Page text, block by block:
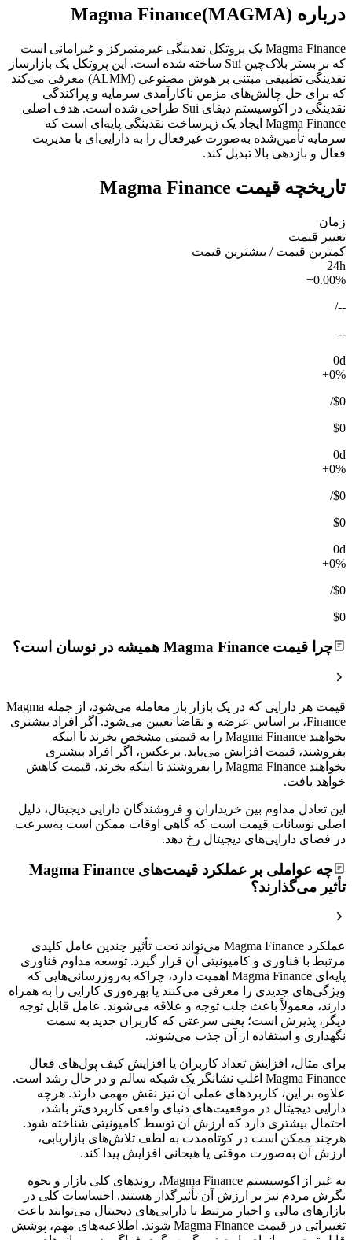
درباره Magma Finance(MAGMA)
Magma Finance یک پروتکل نقدینگی غیرمتمرکز و غیرامانی است
که بر بستر بلاک‌چین Sui ساخته شده است. این پروتکل یک بازارساز
نقدینگی تطبیقی مبتنی بر هوش مصنوعی (ALMM) معرفی می‌کند
که برای حل چالش‌های مزمن ناکارآمدی سرمایه و پراکندگی
نقدینگی در اکوسیستم دیفای Sui طراحی شده است. هدف اصلی
Magma Finance ایجاد یک زیرساخت نقدینگی پایه‌ای است که
سرمایه تأمین‌شده به‌صورت غیرفعال را به دارایی‌ای با مدیریت
فعال و بازدهی بالا تبدیل کند.
تاریخچه قیمت Magma Finance
زمان
تغییر قیمت
کمترین قیمت / بیشترین قیمت
24h
+0.00%
--
/
--
0d
+0%
$0
/
$0
0d
+0%
$0
/
$0
0d
+0%
$0
/
$0
چرا قیمت Magma Finance همیشه در نوسان است؟
قیمت هر دارایی که در یک بازار باز معامله می‌شود، از جمله Magma
Finance، بر اساس عرضه و تقاضا تعیین می‌شود. اگر افراد بیشتری
بخواهند Magma Finance را به قیمتی مشخص بخرند تا اینکه
بفروشند، قیمت افزایش می‌یابد. برعکس، اگر افراد بیشتری
بخواهند Magma Finance را بفروشند تا اینکه بخرند، قیمت کاهش
خواهد یافت.
این تعادل مداوم بین خریداران و فروشندگان دارایی دیجیتال، دلیل
اصلی نوسانات قیمت است که گاهی اوقات ممکن است به‌سرعت
در فضای دارایی‌های دیجیتال رخ دهد.
چه عواملی بر عملکرد قیمت‌های Magma Finance
تأثیر می‌گذارند؟
عملکرد Magma Finance می‌تواند تحت تأثیر چندین عامل کلیدی
مرتبط با فناوری و کامیونیتی آن قرار گیرد. توسعه مداوم فناوری
پایه‌ای Magma Finance اهمیت دارد، چراکه به‌روزرسانی‌هایی که
ویژگی‌های جدیدی را معرفی می‌کنند یا بهره‌وری کارایی را به همراه
دارند، معمولاً باعث جلب توجه و علاقه‌ می‌شوند. عامل قابل توجه
دیگر، پذیرش است؛ یعنی سرعتی که کاربران جدید به سمت
نگهداری و استفاده از آن جذب می‌شوند.
برای مثال، افزایش تعداد کاربران یا افزایش کیف پول‌های فعال
Magma Finance اغلب نشانگر یک شبکه سالم و در حال رشد است.
علاوه بر این، کاربردهای عملی آن نیز نقش مهمی دارند. هرچه
دارایی دیجیتال در موقعیت‌های دنیای واقعی کاربردی‌تر باشد،
احتمال بیشتری دارد که ارزش آن توسط کامیونیتی شناخته شود.
هرچند ممکن است در کوتاه‌مدت به لطف تلاش‌های بازاریابی،
ارزش آن به‌صورت موقتی یا هیجانی افزایش پیدا کند.
به غیر از اکوسیستم Magma Finance، روندهای کلی بازار و نحوه
نگرش مردم نیز بر ارزش آن تأثیرگذار هستند. احساسات کلی در
بازارهای مالی و اخبار مرتبط با دارایی‌های دیجیتال می‌توانند باعث
تغییراتی در قیمت Magma Finance شوند. اطلاعیه‌های مهم، پوشش